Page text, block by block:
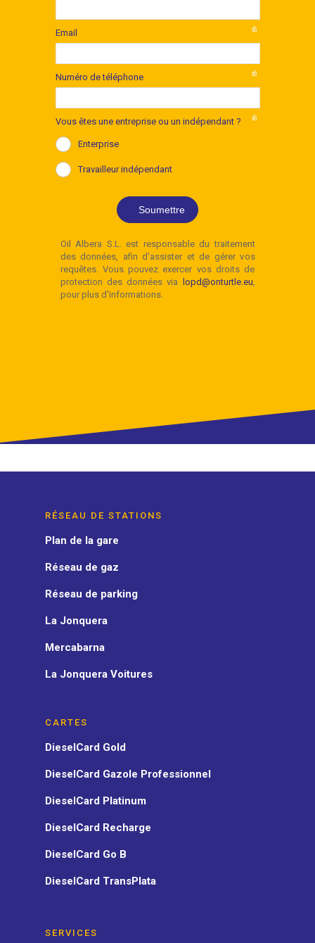
RÉSEAU DE STATIONS
Plan de la gare
Réseau de gaz
Réseau de parking
La Jonquera
Mercabarna
La Jonquera Voitures
CARTES
DieselCard Gold
DieselCard Gazole Professionnel
DieselCard Platinum
DieselCard Recharge
DieselCard Go B
DieselCard TransPlata
SERVICES